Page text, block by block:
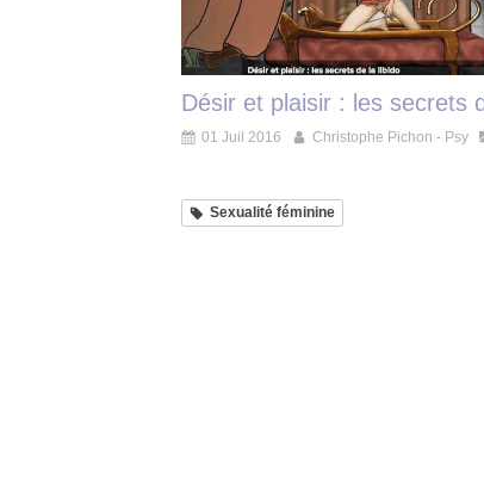
Désir et plaisir : les secrets
01 Juil 2016 Christophe Pichon - Psy
Sexualité féminine